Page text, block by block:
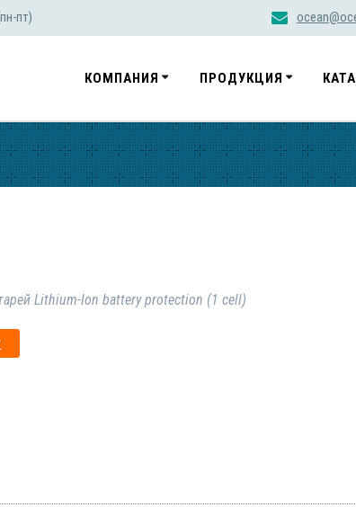
пт)
КОМПАНИЯ ПРОДУКЦИЯ
Lithium-Ion battery protection (1 cell)